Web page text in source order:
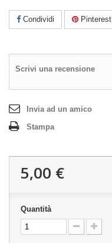
Condividi Pinterest
Scrivi una recensione
Invia ad un amico
Stampa
5,00 €
Quantità